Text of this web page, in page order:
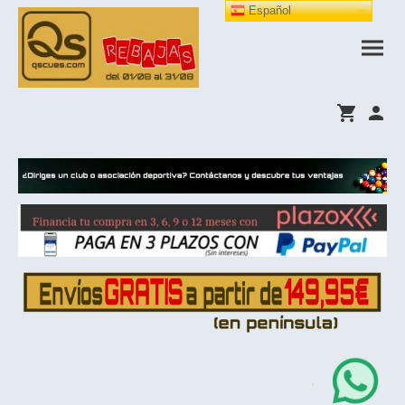
Español